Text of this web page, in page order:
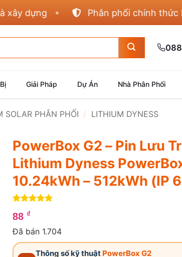
Phân phối chính thức
Giải Pháp Dự Án Nhà Phân Phối
PHÂN PHỐI / LITHIUM DYNESS
PowerBox G2 – Pin Lưu
Lithium Dyness
10.24kWh – 512kWh (IP
trên 5
dựa trên
88 ₫
Đã bán 1.704
Thông số kỹ thuật PowerBox G2